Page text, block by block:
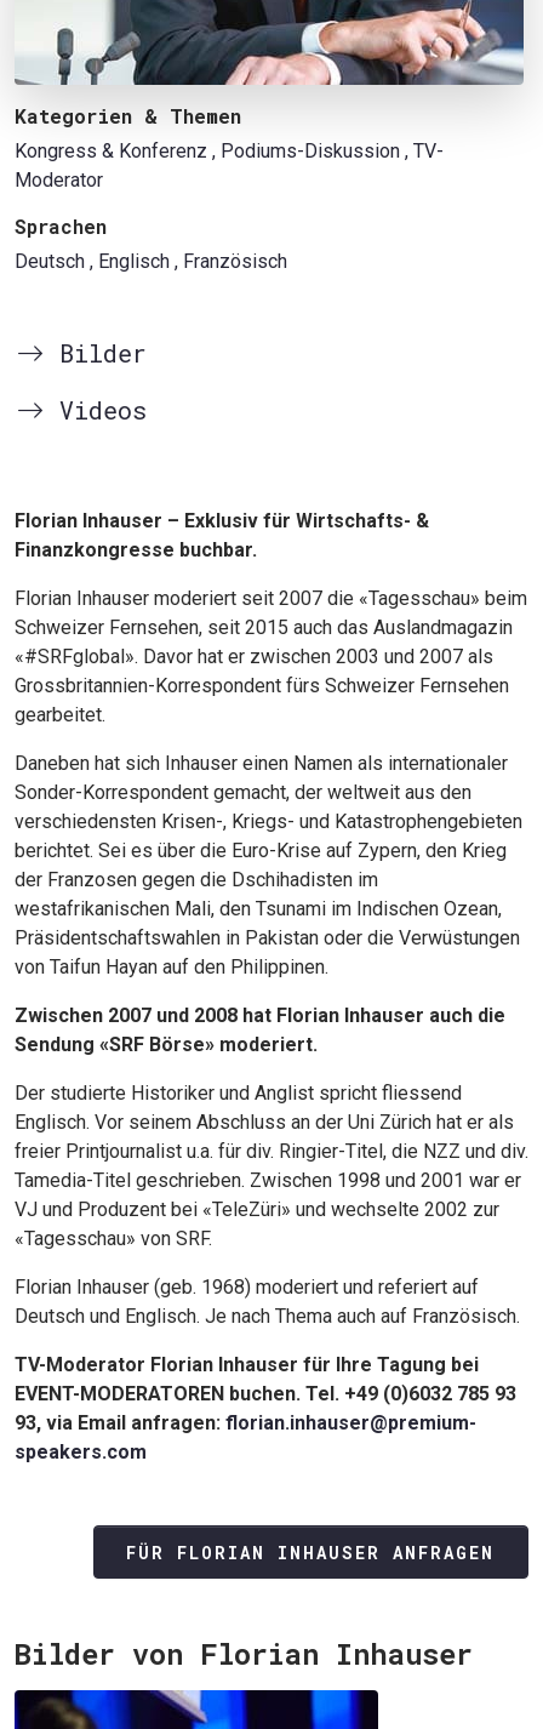
Kategorien & Themen
Kongress & Konferenz , Podiums-Diskussion , TV-
Moderator
Sprachen
Deutsch , Englisch , Französisch
Bilder
Videos
Florian Inhauser – Exklusiv für Wirtschafts- &
Finanzkongresse buchbar.
Florian Inhauser moderiert seit 2007 die «Tagesschau» beim
Schweizer Fernsehen, seit 2015 auch das Auslandmagazin
«#SRFglobal». Davor hat er zwischen 2003 und 2007 als
Grossbritannien-Korrespondent fürs Schweizer Fernsehen
gearbeitet.
Daneben hat sich Inhauser einen Namen als internationaler
Sonder-Korrespondent gemacht, der weltweit aus den
verschiedensten Krisen-, Kriegs- und Katastrophengebieten
berichtet. Sei es über die Euro-Krise auf Zypern, den Krieg
der Franzosen gegen die Dschihadisten im
westafrikanischen Mali, den Tsunami im Indischen Ozean,
Präsidentschaftswahlen in Pakistan oder die Verwüstungen
von Taifun Hayan auf den Philippinen.
Zwischen 2007 und 2008 hat Florian Inhauser auch die
Sendung «SRF Börse» moderiert.
Der studierte Historiker und Anglist spricht fliessend
Englisch. Vor seinem Abschluss an der Uni Zürich hat er als
freier Printjournalist u.a. für div. Ringier-Titel, die NZZ und div.
Tamedia-Titel geschrieben. Zwischen 1998 und 2001 war er
VJ und Produzent bei «TeleZüri» und wechselte 2002 zur
«Tagesschau» von SRF.
Florian Inhauser (geb. 1968) moderiert und referiert auf
Deutsch und Englisch. Je nach Thema auch auf Französisch.
TV-Moderator Florian Inhauser für Ihre Tagung bei
EVENT-MODERATOREN buchen. Tel. +49 (0)6032 785 93
93, via Email anfragen: florian.inhauser@premium-
speakers.com
FÜR FLORIAN INHAUSER ANFRAGEN
Bilder von Florian Inhauser